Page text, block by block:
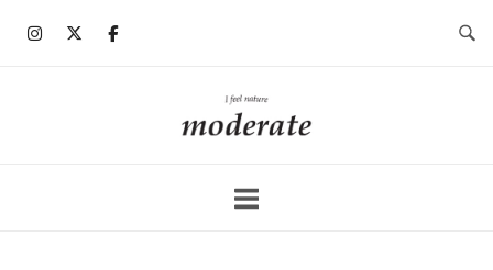
ホ
ー